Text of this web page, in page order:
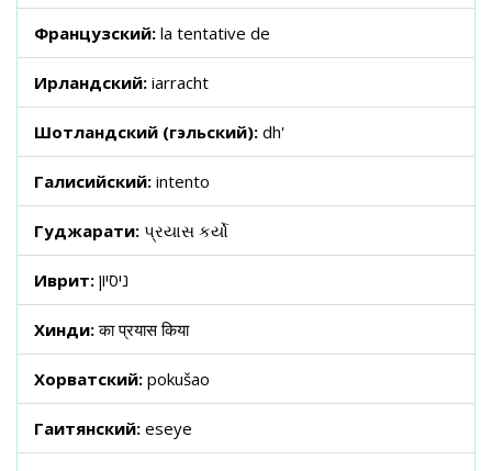
Французский: la tentative de
Ирландский: iarracht
Шотландский (гэльский): dh'
Галисийский: intento
Гуджарати: પ્રયાસ કર્યો
Иврит: ניסיון
Хинди:का प्रयास किया
Хорватский: pokušao
Гаитянский: eseye